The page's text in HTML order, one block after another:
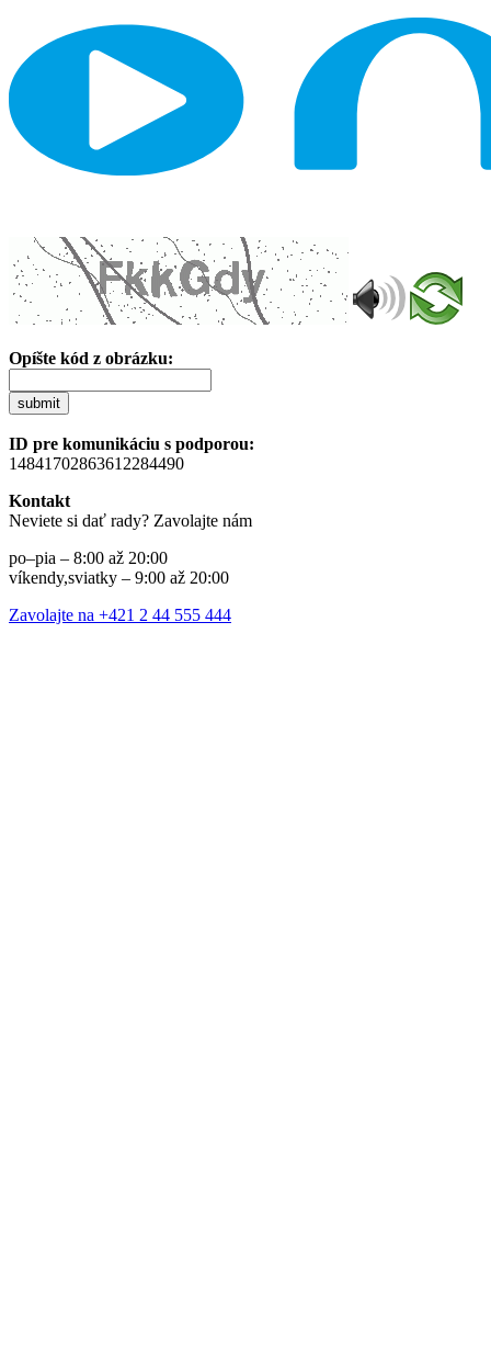
Opíšte kód z obrázku:
submit
ID pre komunikáciu s podporou:
14841702863612284490
Kontakt
Neviete si dať rady? Zavolajte nám
po–pia – 8:00 až 20:00
víkendy,sviatky – 9:00 až 20:00
Zavolajte na +421 2 44 555 444